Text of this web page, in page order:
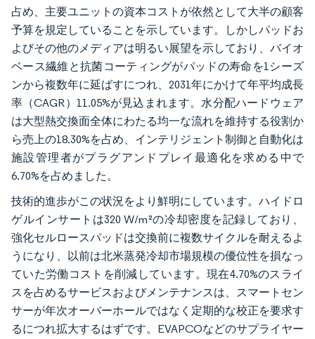
占め、主要ユニットの資本コストが依然として大半の顧客
予算を規定していることを示しています。しかしパッドお
よびその他のメディアは明るい展望を示しており、バイオ
ベース繊維と抗菌コーティングがパッドの寿命を1シーズ
ンから複数年に延ばすにつれ、2031年にかけて年平均成長
率（CAGR）11.05%が見込まれます。水分配ハードウェア
は大型熱交換面全体にわたる均一な流れを維持する役割か
ら売上の18.30%を占め、インテリジェント制御と自動化は
施設管理者がプラグアンドプレイ最適化を求める中で
6.70%を占めました。
技術的進歩がこの状況をより鮮明にしています。ハイドロ
ゲルインサートは320 W/m²の冷却密度を記録しており、
強化セルロースパッドは交換前に複数サイクルを耐えるよ
うになり、以前は北米蒸発冷却市場規模の優位性を損なっ
ていた労働コストを削減しています。現在4.70%のスライ
スを占めるサービスおよびメンテナンスは、スマートセン
サーが年次オーバーホールではなく定期的な校正を要求す
るにつれ拡大するはずです。EVAPCOなどのサプライヤー